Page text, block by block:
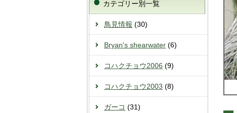
カテゴリー別一覧
鳥見情報 (30)
Bryan's shearwater (6)
コハクチョウ2006 (9)
コハクチョウ2003 (8)
ガーコ (31)